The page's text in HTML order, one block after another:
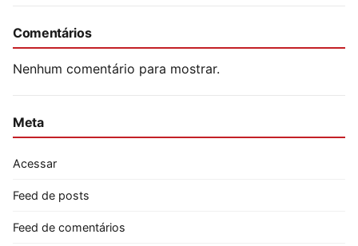
Comentários
Nenhum comentário para mostrar.
Meta
Acessar
Feed de posts
Feed de comentários